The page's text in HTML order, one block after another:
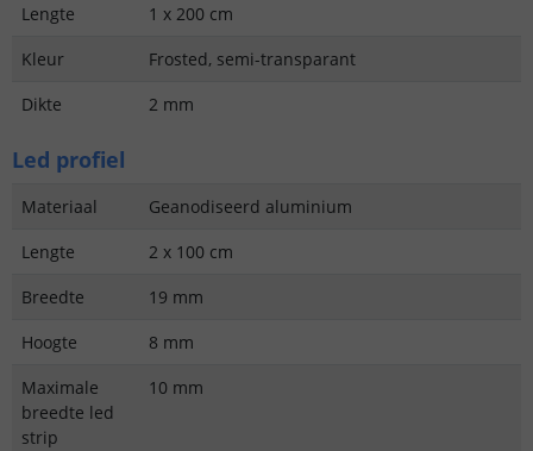
Lengte
1 x 200 cm
Kleur
Frosted, semi-transparant
Dikte
2 mm
Led profiel
Materiaal
Geanodiseerd aluminium
Lengte
2 x 100 cm
Breedte
19 mm
Hoogte
8 mm
Maximale
breedte led
strip
10 mm